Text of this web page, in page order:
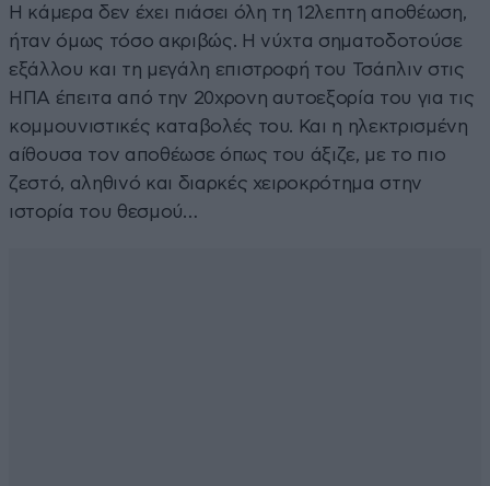
Η κάμερα δεν έχει πιάσει όλη τη 12λεπτη αποθέωση,
ήταν όμως τόσο ακριβώς. Η νύχτα σηματοδοτούσε
εξάλλου και τη μεγάλη επιστροφή του Τσάπλιν στις
ΗΠΑ έπειτα από την 20χρονη αυτοεξορία του για τις
κομμουνιστικές καταβολές του. Και η ηλεκτρισμένη
αίθουσα τον αποθέωσε όπως του άξιζε, με το πιο
ζεστό, αληθινό και διαρκές χειροκρότημα στην
ιστορία του θεσμού…